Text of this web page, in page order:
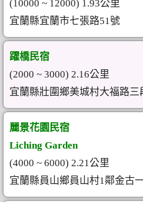
(10000 ~ 12000) 1.93公里
宜蘭縣宜蘭市七張路51號
躍橋民宿
(2000 ~ 3000) 2.16公里
宜蘭縣壯圍鄉美城村大福路三
麗景花園民宿
Liching Garden
(4000 ~ 6000) 2.21公里
宜蘭縣員山鄉員山村1鄰金古